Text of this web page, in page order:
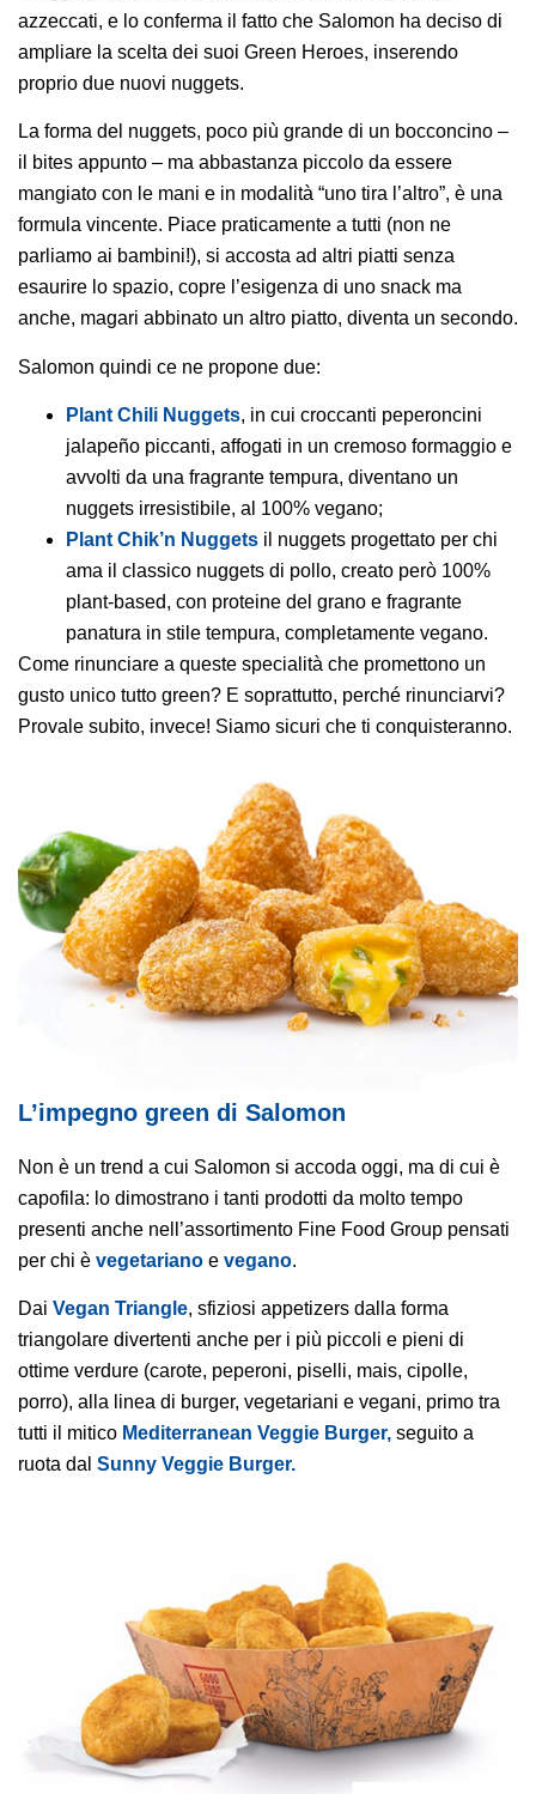
azzeccati, e lo conferma il fatto che Salomon ha deciso di
ampliare la scelta dei suoi Green Heroes, inserendo
proprio due nuovi nuggets.
La forma del nuggets, poco più grande di un bocconcino –
il bites appunto – ma abbastanza piccolo da essere
mangiato con le mani e in modalità “uno tira l’altro”, è una
formula vincente. Piace praticamente a tutti (non ne
parliamo ai bambini!), si accosta ad altri piatti senza
esaurire lo spazio, copre l’esigenza di uno snack ma
anche, magari abbinato un altro piatto, diventa un secondo.
Salomon quindi ce ne propone due:
Plant Chili Nuggets, in cui croccanti peperoncini
jalapeño piccanti, affogati in un cremoso formaggio e
avvolti da una fragrante tempura, diventano un
nuggets irresistibile, al 100% vegano;
Plant Chik’n Nuggets il nuggets progettato per chi
ama il classico nuggets di pollo, creato però 100%
plant-based, con proteine del grano e fragrante
panatura in stile tempura, completamente vegano.
Come rinunciare a queste specialità che promettono un
gusto unico tutto green? E soprattutto, perché rinunciarvi?
Provale subito, invece! Siamo sicuri che ti conquisteranno.
L’impegno green di Salomon
Non è un trend a cui Salomon si accoda oggi, ma di cui è
capofila: lo dimostrano i tanti prodotti da molto tempo
presenti anche nell’assortimento Fine Food Group pensati
per chi è vegetariano e vegano.
Dai Vegan Triangle, sfiziosi appetizers dalla forma
triangolare divertenti anche per i più piccoli e pieni di
ottime verdure (carote, peperoni, piselli, mais, cipolle,
porro), alla linea di burger, vegetariani e vegani, primo tra
tutti il mitico Mediterranean Veggie Burger, seguito a
ruota dal Sunny Veggie Burger.